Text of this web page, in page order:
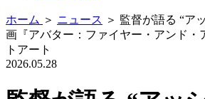
ホーム ＞ ニュース ＞ 監督が語る “ア
画『アバター：ファイヤー・アンド・
トアート
2026.05.28